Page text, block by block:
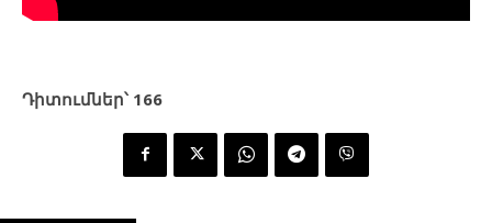
Դիտումներ՝ 166